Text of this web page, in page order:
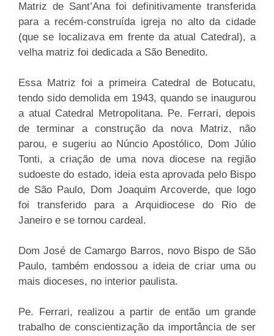
Matriz de Sant’Ana foi definitivamente transferida
para a recém-construída igreja no alto da cidade
(que se localizava em frente da atual Catedral), a
velha matriz foi dedicada a São Benedito.
Essa Matriz foi a primeira Catedral de Botucatu,
tendo sido demolida em 1943, quando se inaugurou
a atual Catedral Metropolitana. Pe. Ferrari, depois
de terminar a construção da nova Matriz, não
parou, e sugeriu ao Núncio Apostólico, Dom Júlio
Tonti, a criação de uma nova diocese na região
sudoeste do estado, ideia esta aprovada pelo Bispo
de São Paulo, Dom Joaquim Arcoverde, que logo
foi transferido para a Arquidiocese do Rio de
Janeiro e se tornou cardeal.
Dom José de Camargo Barros, novo Bispo de São
Paulo, também endossou a ideia de criar uma ou
mais dioceses, no interior paulista.
Pe. Ferrari, realizou a partir de então um grande
trabalho de conscientização da importância de ser